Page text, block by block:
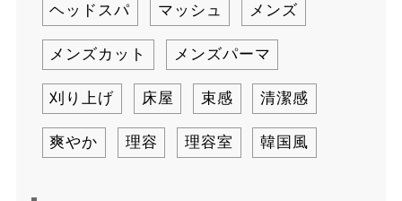
ヘッドスパ マッシュ メンズ
メンズカット メンズパーマ
刈り上げ 床屋 束感 清潔感
爽やか 理容 理容室 韓国風